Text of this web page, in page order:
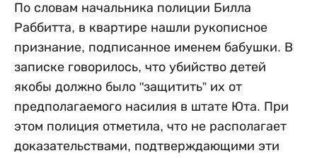
По словам начальника полиции Билла
Раббитта, в квартире нашли рукописное
признание, подписанное именем бабушки. В
записке говорилось, что убийство детей
якобы должно было "защитить” их от
предполагаемого насилия в штате Юта. При
этом полиция отметила, что не располагает
доказательствами, подтверждающими эти